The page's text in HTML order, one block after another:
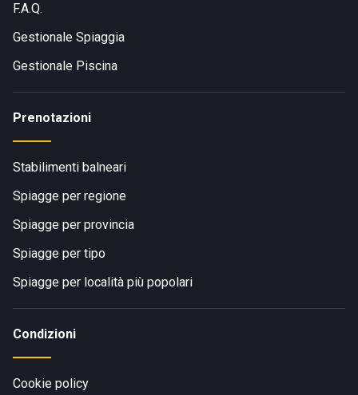
F.A.Q.
Gestionale Spiaggia
Gestionale Piscina
Prenotazioni
Stabilimenti balneari
Spiagge per regione
Spiagge per provincia
Spiagge per tipo
Spiagge per località più popolari
Condizioni
Cookie policy